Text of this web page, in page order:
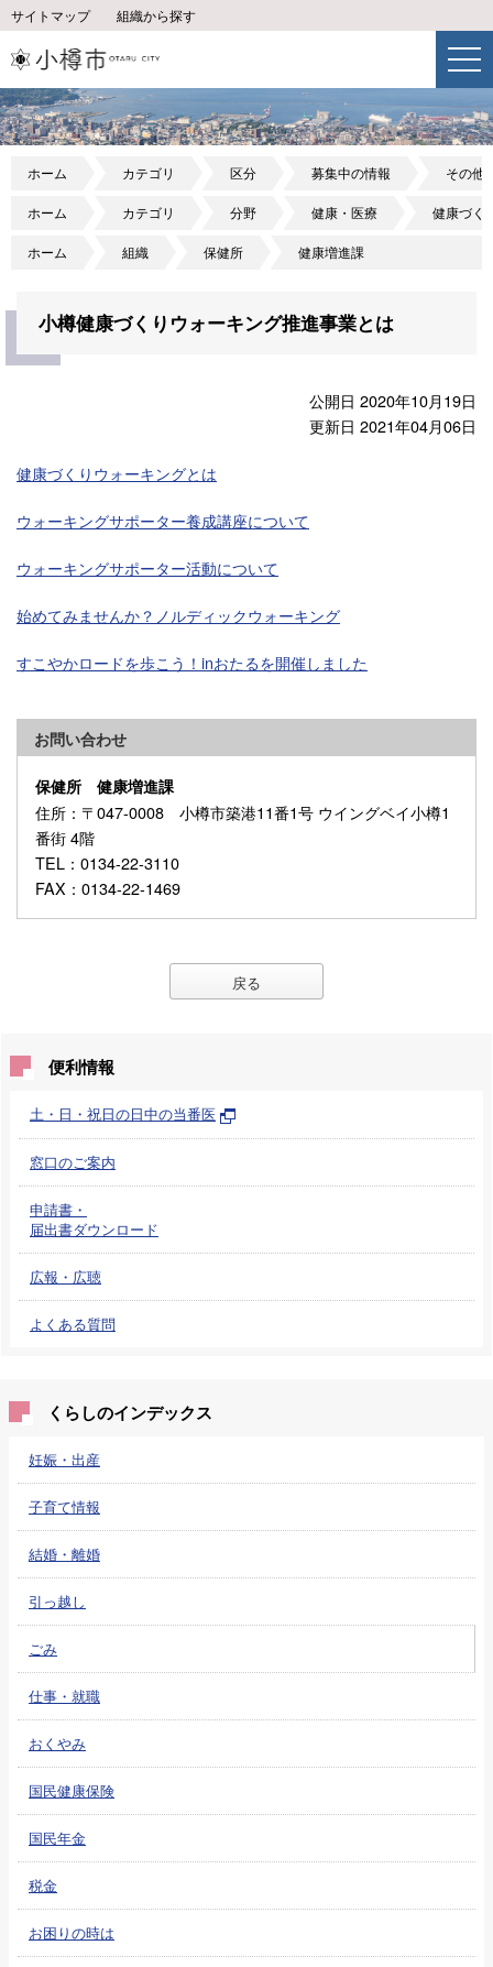
サイトマップ 組織から探す
ホーム カテゴリ 区分 募集中の情報 その他
ホーム カテゴリ 分野 健康・医療 健康づく
ホーム 組織 保健所 健康増進課
小樽健康づくりウォーキング推進事業とは
公開日 2020年10月19日
更新日 2021年04月06日
健康づくりウォーキングとは
ウォーキングサポーター養成講座について
ウォーキングサポーター活動について
始めてみませんか？ノルディックウォーキング
すこやかロードを歩こう！inおたるを開催しました
お問い合わせ
保健所 健康増進課
住所 ：〒047-0008 小樽市築港11番1号 ウイングベイ小樽1
番街 4階
TEL ：0134-22-3110
FAX ：0134-22-1469
戻る
便利情報
土・日・祝日の日中の当番医
窓口のご案内
申請書・
届出書ダウンロード
広報・広聴
よくある質問
くらしのインデックス
妊娠・出産
子育て情報
結婚・離婚
引っ越し
ごみ
仕事・就職
おくやみ
国民健康保険
国民年金
税金
お困りの時は